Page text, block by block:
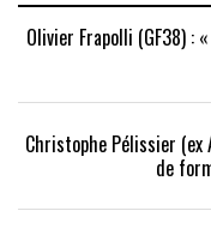
Olivier Frapolli (GF38) :
Christophe Pélissier (ex
de